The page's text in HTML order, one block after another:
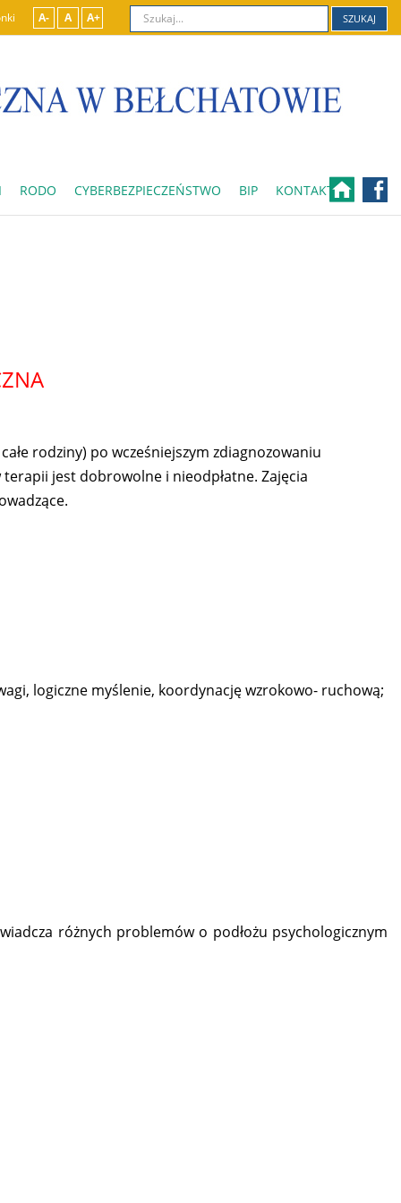
A- A A+ SZUKAJ
RODO CYBERBEZPIECZEŃSTWO BIP KONTAKT
rodziny) po wcześniejszym zdiagnozowaniu
jest dobrowolne i nieodpłatne. Zajęcia
logiczne myślenie, koordynację wzrokowo- ruchową;
różnych problemów o podłożu psychologicznym